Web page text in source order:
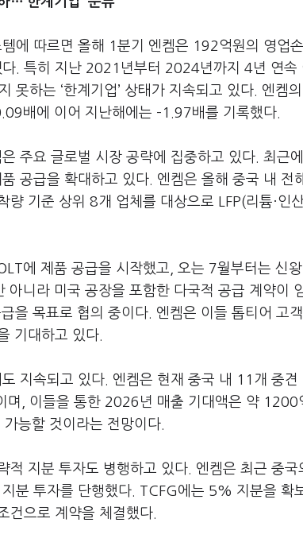
에 따르면 올해 1분기 엔켐은 192억원의 영업
. 특히 지난 2021년부터 2024년까지 4년 연속
못하는 ‘한계기업’ 상태가 지속되고 있다. 엔
배에 이어 지난해에는 –1.97배를 기록했다.
주요 글로벌 시장 공략에 집중하고 있다. 최근
공급을 확대하고 있다. 엔켐은 올해 중국 내
량 기준 상위 8개 업체를 대상으로 LFP(리튬·인
에 제품 공급을 시작했고, 오는 7월부터는 신
니라 미국 공장을 포함한 다국적 공급 계약이
을 목표로 협의 중이다. 엔켐은 이들 톱티어 고
기대하고 있다.
지속되고 있다. 엔켐은 현재 중국 내 11개 중견
며, 이들을 통한 2026년 매출 기대액은 약 1200
능할 것이라는 전망이다.
적 지분 투자도 병행하고 있다. 엔켐은 최근 중
분 투자를 단행했다. TCFG에는 5% 지분을
건으로 계약을 체결했다.